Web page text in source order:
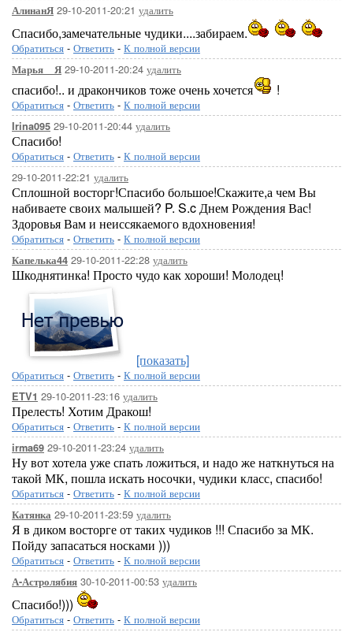
АлинанЯ 29-10-2011-20:21 удалить
Спасибо,замечательные чудики....забираем.
Обратиться - Ответить - К полной версии
Марья__Я 29-10-2011-20:24 удалить
спасибо!.. и дракончиков тоже очень хочется !
Обратиться - Ответить - К полной версии
Irina095 29-10-2011-20:44 удалить
Спасибо!
Обратиться - Ответить - К полной версии
29-10-2011-22:21 удалить
Сплошной восторг!Спасибо большое!Скажите,а чем Вы
набиваете своих малышей? P. S.c Днем Рождения Вас!
Здоровья Вам и неиссякаемого вдохновения!
Обратиться - Ответить - К полной версии
Капелька44 29-10-2011-22:28 удалить
Шкоднятинка! Просто чудо как хороши! Молодец!
[показать]
Обратиться - Ответить - К полной версии
ETV1 29-10-2011-23:16 удалить
Прелесть! Хотим Дракош!
Обратиться - Ответить - К полной версии
irma69 29-10-2011-23:24 удалить
Ну вот хотела уже спать ложиться, и надо же наткнуться на
такой МК, пошла искать носочки, чудики класс, спасибо!
Обратиться - Ответить - К полной версии
Катянка 29-10-2011-23:59 удалить
Я в диком восторге от таких чудиков !!! Спасибо за МК.
Пойду запасаться носками )))
Обратиться - Ответить - К полной версии
А-Астролябия 30-10-2011-00:53 удалить
Спасибо!)))
Обратиться - Ответить - К полной версии